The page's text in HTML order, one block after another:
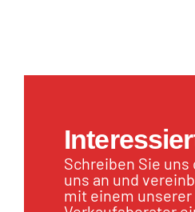
Schreiben Sie uns
uns an und
mit einem unserer